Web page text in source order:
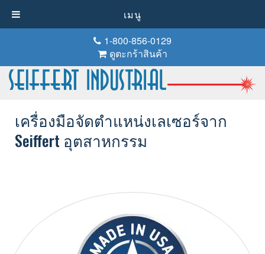
1-800-856-0129
ดูตะกร้าสินค้า
เครื่องมือจัดตำแหน่งเลเซอร์จาก
Seiffert อุตสาหกรรม
เมนู